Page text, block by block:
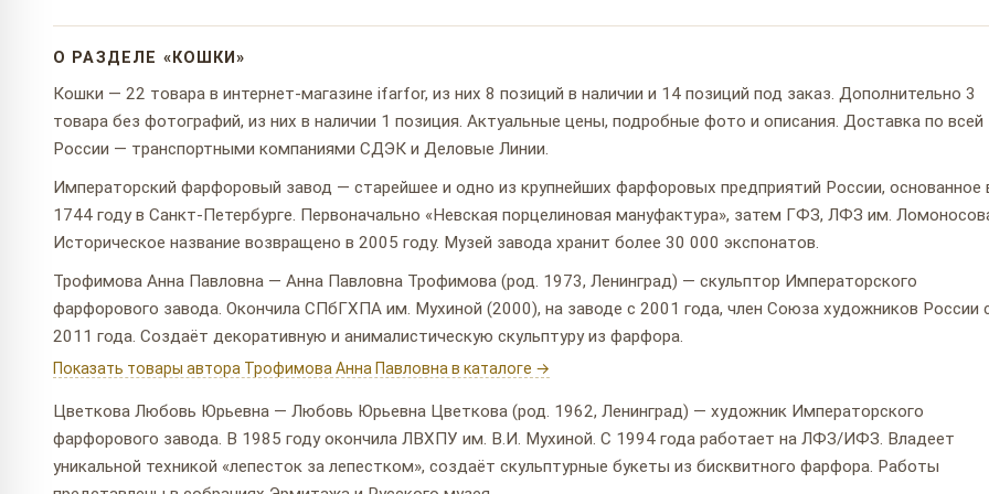
О РАЗДЕЛЕ «КОШКИ»
Кошки — 22 товара в интернет-магазине ifarfor, из них 8 позиций в наличии и 14 позиций под заказ. Дополнительно 3
товара без фотографий, из них в наличии 1 позиция. Актуальные цены, подробные фото и описания. Доставка по всей
России — транспортными компаниями СДЭК и Деловые Линии.
Императорский фарфоровый завод — старейшее и одно из крупнейших фарфоровых предприятий России, основанное
1744 году в Санкт-Петербурге. Первоначально «Невская порцелиновая мануфактура», затем ГФЗ, ЛФЗ им.
Историческое название возвращено в 2005 году. Музей завода хранит более 30 000 экспонатов.
Трофимова Анна Павловна — Анна Павловна Трофимова (род. 1973, Ленинград) — скульптор Императорского
фарфорового завода. Окончила СПбГХПА им. Мухиной (2000), на заводе с 2001 года, член Союза художников России
2011 года. Создаёт декоративную и анималистическую скульптуру из фарфора.
Показать товары автора Трофимова Анна Павловна в каталоге →
Цветкова Любовь Юрьевна — Любовь Юрьевна Цветкова (род. 1962, Ленинград) — художник Императорского
фарфорового завода. В 1985 году окончила ЛВХПУ им. В.И. Мухиной. С 1994 года работает на ЛФЗ/ИФЗ. Владеет
уникальной техникой «лепесток за лепестком», создаёт скульптурные букеты из бисквитного фарфора. Работы